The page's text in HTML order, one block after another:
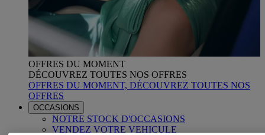
OFFRES DU MOMENT
DÉCOUVREZ TOUTES NOS OFFRES
OFFRES DU MOMENT, DÉCOUVREZ TOUTES NOS
OFFRES
OCCASIONS
NOTRE STOCK D'OCCASIONS
VENDEZ VOTRE VEHICULE